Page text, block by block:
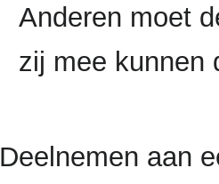
Anderen moet
zij mee kunnen
Deelnemen aan